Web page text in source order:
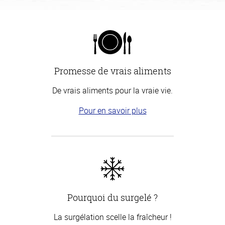
Promesse de vrais aliments
De vrais aliments pour la vraie vie.
Pour en savoir plus
Pourquoi du surgelé ?
La surgélation scelle la fraîcheur !